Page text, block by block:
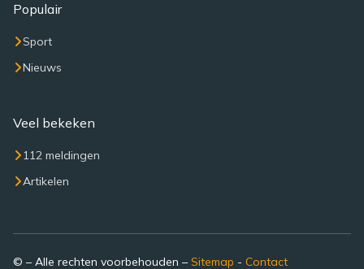
Populair
Sport
Nieuws
Veel bekeken
112 meldingen
Artikelen
© – Alle rechten voorbehouden – Sitemap - Contact